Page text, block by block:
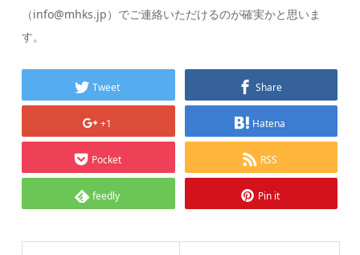
（info@mhks.jp）でご連絡いただけるのが確実かと思いま
す。
Tweet Share
+1 Hatena
Pocket RSS
feedly Pin it